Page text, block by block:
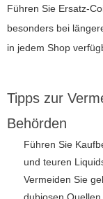
Führen Sie Ersatz-
besonders bei
in jedem Shop
Tipps zur
Behörden
Führen Sie
und teuren
Vermeiden Sie